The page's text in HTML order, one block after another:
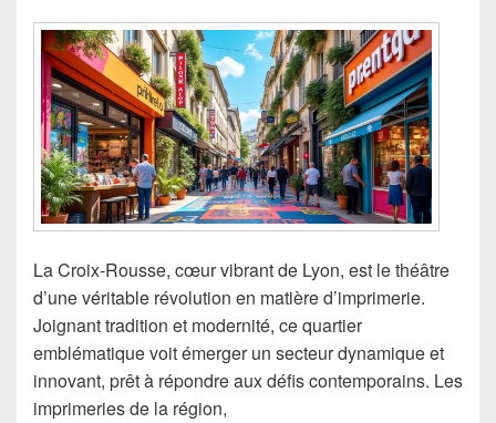
La Croix-Rousse, cœur vibrant de Lyon, est le théâtre
d’une véritable révolution en matière d’imprimerie.
Joignant tradition et modernité, ce quartier
emblématique voit émerger un secteur dynamique et
innovant, prêt à répondre aux défis contemporains. Les
imprimeries de la région,